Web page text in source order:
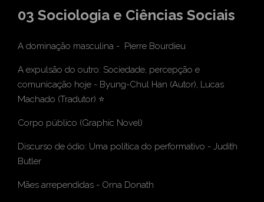
03 Sociologia e Ciências Sociais
A dominação masculina - Pierre Bourdieu
A expulsão do outro: Sociedade, percepção e
comunicação hoje - Byung-Chul Han (Autor), Lucas
Machado (Tradutor) ⭐
Corpo público (Graphic Novel)
Discurso de ódio: Uma política do performativo - Judith
Butler
Mães arrependidas - Orna Donath